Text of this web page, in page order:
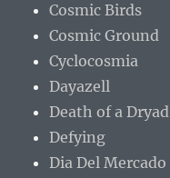
Cosmic Birds
Cosmic Ground
Cyclocosmia
Dayazell
Death of a Dryad
Defying
Dia Del Mercado